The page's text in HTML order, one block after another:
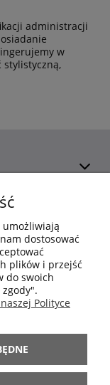
administracji
w
stylistyczną,
umożliwiają
dostosować
plików i przejść
do swoich
Polityce